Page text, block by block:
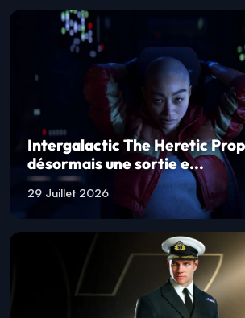
Intergalactic The Heretic
désormais une sortie e...
29 Juillet 2026